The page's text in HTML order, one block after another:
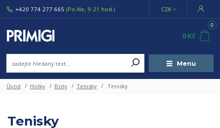
Menu
CZK
+420 774 277 665 (Po-Ne, 9-21 hod.)
0
0 Kč
Úvod Holky Boty Tenisky Tenisky
Tenisky